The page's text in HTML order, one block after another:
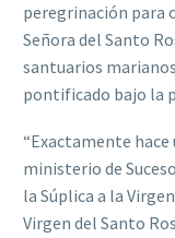
peregrinación para
Señora del Santo
santuarios
pontificado bajo la
“Exactamente hace
ministerio de
la Súplica a la
Virgen del Santo